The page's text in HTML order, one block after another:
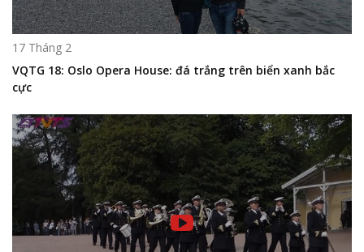
17 Tháng 2
VQTG 18: Oslo Opera House: đá trắng trên biển xanh bắc
cực